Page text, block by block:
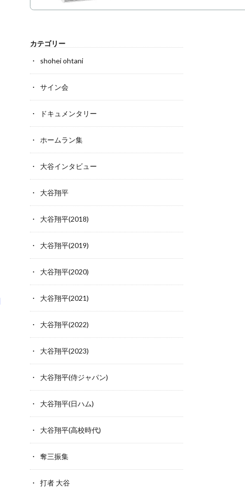
カテゴリー
shohei ohtani
サイン会
ドキュメンタリー
ホームラン集
大谷インタビュー
大谷翔平
大谷翔平(2018)
大谷翔平(2019)
大谷翔平(2020)
大谷翔平(2021)
大谷翔平(2022)
大谷翔平(2023)
大谷翔平(侍ジャパン)
大谷翔平(日ハム)
大谷翔平(高校時代)
奪三振集
打者 大谷